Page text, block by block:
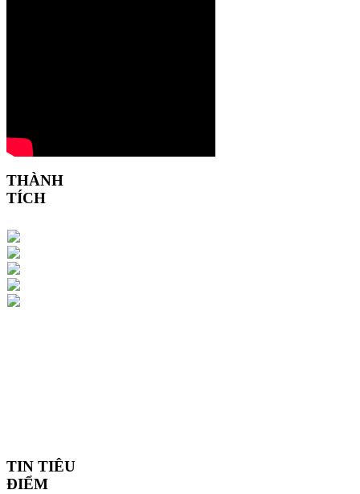
THÀNH
TÍCH
TIN TIÊU
ĐIỂM